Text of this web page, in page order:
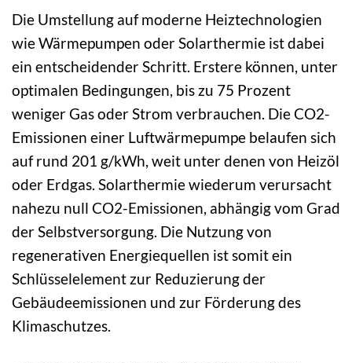
Die Umstellung auf moderne Heiztechnologien
wie Wärmepumpen oder Solarthermie ist dabei
ein entscheidender Schritt. Erstere können, unter
optimalen Bedingungen, bis zu 75 Prozent
weniger Gas oder Strom verbrauchen. Die CO2-
Emissionen einer Luftwärmepumpe belaufen sich
auf rund 201 g/kWh, weit unter denen von Heizöl
oder Erdgas. Solarthermie wiederum verursacht
nahezu null CO2-Emissionen, abhängig vom Grad
der Selbstversorgung. Die Nutzung von
regenerativen Energiequellen ist somit ein
Schlüsselelement zur Reduzierung der
Gebäudeemissionen und zur Förderung des
Klimaschutzes.